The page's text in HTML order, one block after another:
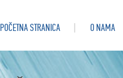
POČETNA STRANICA O NAMA